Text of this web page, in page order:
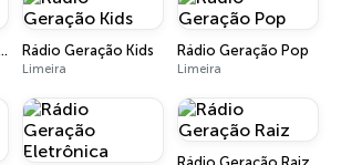
Marília Rádio Geração Kids
Limeira
Rádio Geração Pop
Limeira